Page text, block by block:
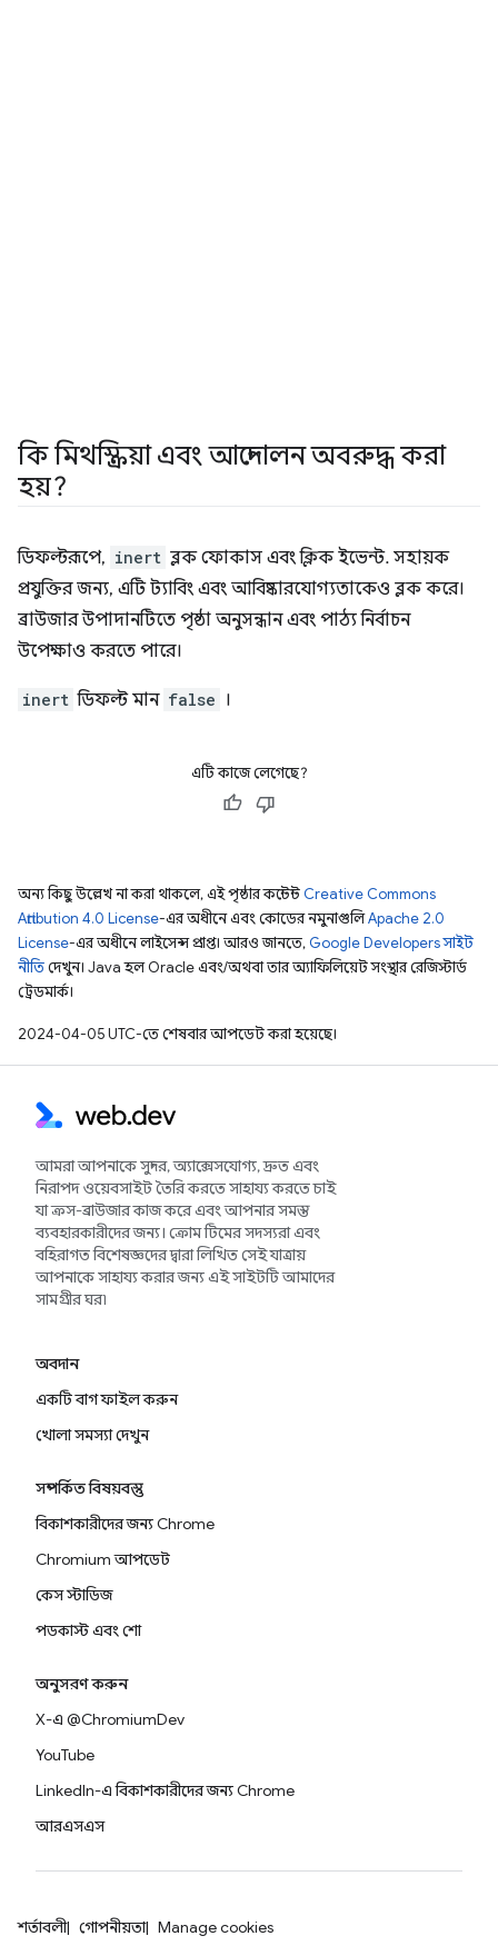
কি মিথস্ক্রিয়া এবং আন্দোলন অবরুদ্ধ করা
হয়?
ডিফল্টরূপে, inert ব্লক ফোকাস এবং ক্লিক ইভেন্ট. সহায়ক
প্রযুক্তির জন্য, এটি ট্যাবিং এবং আবিষ্কারযোগ্যতাকেও ব্লক করে।
ব্রাউজার উপাদানটিতে পৃষ্ঠা অনুসন্ধান এবং পাঠ্য নির্বাচন
উপেক্ষাও করতে পারে।
inert ডিফল্ট মান false ।
এটি কাজে লেগেছে?
অন্য কিছু উল্লেখ না করা থাকলে, এই পৃষ্ঠার কন্টেন্ট Creative Commons
Attribution 4.0 License-এর অধীনে এবং কোডের নমুনাগুলিApache 2.0
License-এর অধীনে লাইসেন্স প্রাপ্ত। আরও জানতে, Google Developers সাইট
নীতিদেখুন। Java হল Oracle এবং/অথবা তার অ্যাফিলিয়েট সংস্থার রেজিস্টার্ড
ট্রেডমার্ক।
2024-04-05 UTC-তে শেষবার আপডেট করা হয়েছে।
আমরা আপনাকে সুন্দর, অ্যাক্সেসযোগ্য, দ্রুত এবং
নিরাপদ ওয়েবসাইট তৈরি করতে সাহায্য করতে চাই
যা ক্রস-ব্রাউজার কাজ করে এবং আপনার সমস্ত
ব্যবহারকারীদের জন্য। ক্রোম টিমের সদস্যরা এবং
বহিরাগত বিশেষজ্ঞদের দ্বারা লিখিত সেই যাত্রায়
আপনাকে সাহায্য করার জন্য এই সাইটটি আমাদের
সামগ্রীর ঘর৷
অবদান
একটি বাগ ফাইল করুন
খোলা সমস্যা দেখুন
সম্পর্কিত বিষয়বস্তু
বিকাশকারীদের জন্য Chrome
Chromium আপডেট
কেস স্টাডিজ
পডকাস্ট এবং শো
অনুসরণ করুন
X-এ @ChromiumDev
YouTube
LinkedIn-এ বিকাশকারীদের জন্য Chrome
আরএসএস
শর্তাবলী গোপনীয়তা Manage cookies